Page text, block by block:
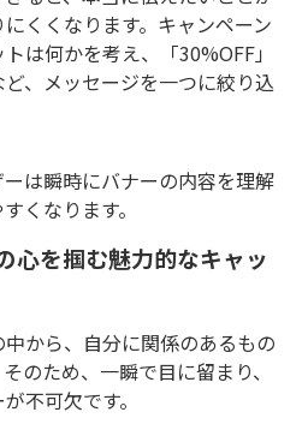
くくなります。キャンペーン
は何かを考え、「30%OFF」
ど、メッセージを一つに絞り込
は瞬時にバナーの内容を理解
くなります。
心を掴む魅力的なキャッ
から、自分に関係のあるもの
のため、一瞬で目に留まり、
不可欠です。